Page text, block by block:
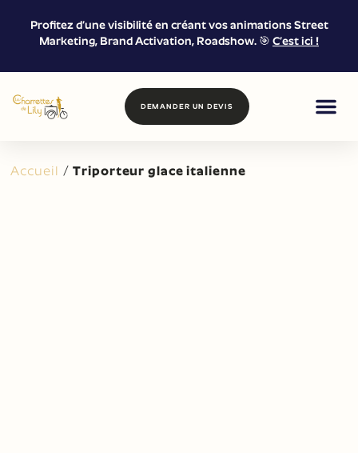
Profitez d’une visibilité en créant vos animations Street
Marketing, Brand Activation, Roadshow. 🎯 C’est ici !
DEMANDER UN DEVIS
Accueil /Triporteur glace italienne